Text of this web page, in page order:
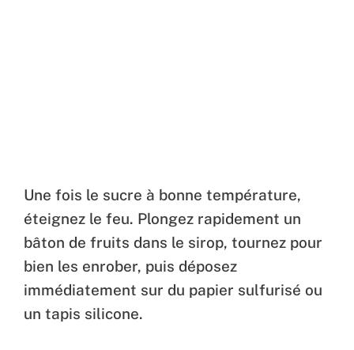
Une fois le sucre à bonne température,
éteignez le feu. Plongez rapidement un
bâton de fruits dans le sirop, tournez pour
bien les enrober, puis déposez
immédiatement sur du papier sulfurisé ou
un tapis silicone.